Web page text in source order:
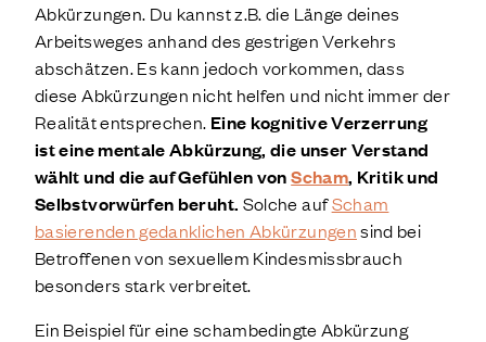
Abkürzungen. Du kannst z.B. die Länge deines
Arbeitsweges anhand des gestrigen Verkehrs
abschätzen. Es kann jedoch vorkommen, dass
diese Abkürzungen nicht helfen und nicht immer der
Realität entsprechen. Eine kognitive Verzerrung
ist eine mentale Abkürzung, die unser Verstand
wählt und die auf Gefühlen vonScham, Kritik und
Selbstvorwürfen beruht. Solche aufScham
basierenden gedanklichen Abkürzungensind bei
Betroffenen von sexuellem Kindesmissbrauch
besonders stark verbreitet.
Ein Beispiel für eine schambedingte Abkürzung